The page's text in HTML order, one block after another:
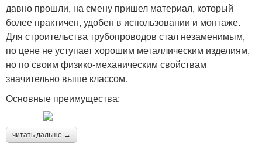
давно прошли, на смену пришел материал, который
более практичен, удобен в использовании и монтаже.
Для строительства трубопроводов стал незаменимым,
по цене не уступает хорошим металлическим изделиям,
но по своим физико-механическим свойствам
значительно выше классом.
Основные преимущества:
читать дальше →